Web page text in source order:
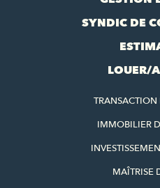
SYNDIC DE
LOUER/
IMMOBILIER
MAÎTRISE